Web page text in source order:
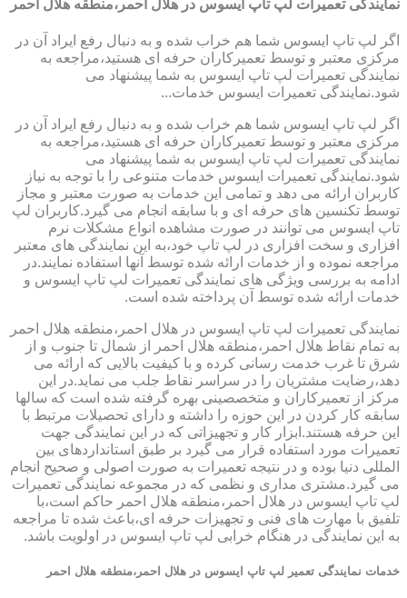
نمایندگی تعمیرات لپ تاپ ایسوس در هلال احمر،منطقه هلال احمر
اگر لپ تاپ ایسوس شما هم خراب شده و به دنبال رفع ایراد آن در
مرکزی معتبر و توسط تعمیرکاران حرفه ای هستید،مراجعه به
نمایندگی تعمیرات لپ تاپ ایسوس به شما پیشنهاد می
شود.نمایندگی تعمیرات ایسوس خدمات...
اگر لپ تاپ ایسوس شما هم خراب شده و به دنبال رفع ایراد آن در
مرکزی معتبر و توسط تعمیرکاران حرفه ای هستید،مراجعه به
نمایندگی تعمیرات لپ تاپ ایسوس به شما پیشنهاد می
شود.نمایندگی تعمیرات ایسوس خدمات متنوعی را با توجه به نیاز
کاربران ارائه می دهد و تمامی این خدمات به صورت معتبر و مجاز
توسط تکنسین های حرفه ای و با سابقه انجام می گیرد.کاربران لپ
تاپ ایسوس می توانند در صورت مشاهده انواع مشکلات نرم
افزاری و سخت افزاری در لپ تاپ خود،به این نمایندگی های معتبر
مراجعه نموده و از خدمات ارائه شده توسط آنها استفاده نمایند.در
ادامه به بررسی ویژگی های نمایندگی تعمیرات لپ تاپ ایسوس و
خدمات ارائه شده توسط آن پرداخته شده است.
نمایندگی تعمیرات لپ تاپ ایسوس در هلال احمر،منطقه هلال احمر
به تمام نقاط هلال احمر،منطقه هلال احمر از شمال تا جنوب و از
شرق تا غرب خدمت رسانی کرده و با کیفیت بالایی که ارائه می
دهد،رضایت مشتریان را در سراسر نقاط جلب می نماید.در این
مرکز از تعمیرکاران و متخصصینی بهره گرفته شده است که سالها
سابقه کار کردن در این حوزه را داشته و دارای تحصیلات مرتبط با
این حرفه هستند.ابزار کار و تجهیزاتی که در این نمایندگی جهت
تعمیرات مورد استفاده قرار می گیرد بر طبق استانداردهای بین
المللی دنیا بوده و در نتیجه تعمیرات به صورت اصولی و صحیح انجام
می گیرد.مشتری مداری و نظمی که در مجموعه نمایندگی تعمیرات
لپ تاپ ایسوس در هلال احمر،منطقه هلال احمر حاکم است،با
تلفیق با مهارت های فنی و تجهیزات حرفه ای،باعث شده تا مراجعه
به این نمایندگی در هنگام خرابی لپ تاپ ایسوس در اولویت باشد.
خدمات نمایندگی تعمیر لپ تاپ ایسوس در هلال احمر،منطقه هلال احمر